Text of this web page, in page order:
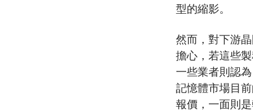
型的縮影。
然而，對下游
擔心，若這些
一些業者則認
記憶體市場目
報價，一面則